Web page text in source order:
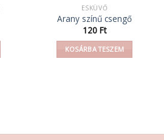
ESKÜVŐ
Arany színű csengő
120 Ft
KOSÁRBA TESZEM